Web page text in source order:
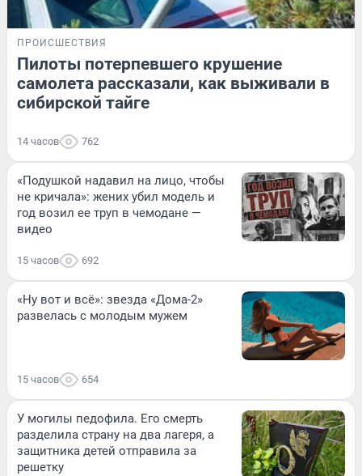
ПРОИСШЕСТВИЯ
Пилоты потерпевшего крушение
самолета рассказали, как выживали в
сибирской тайге
14 часов 762
«Подушкой надавил на лицо, чтобы
не кричала»: жених убил модель и
год возил ее труп в чемодане —
видео
15 часов 692
«Ну вот и всё»: звезда «Дома-2»
развелась с молодым мужем
15 часов 654
У могилы педофила. Его смерть
разделила страну на два лагеря, а
защитника детей отправила за
решетку